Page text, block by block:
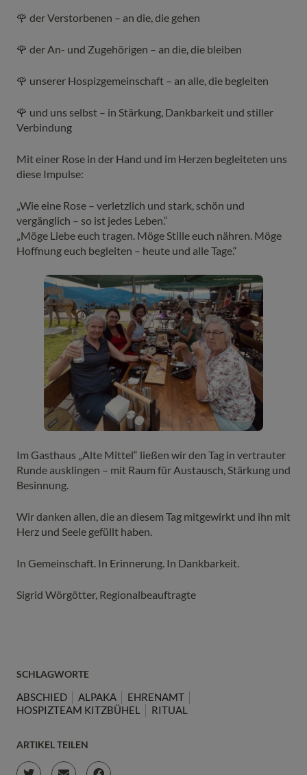
🌹 der Verstorbenen – an die, die gehen
🌹 der An- und Zugehörigen – an die, die bleiben
🌹 unserer Hospizgemeinschaft – an alle, die begleiten
🌹 und uns selbst – in Stärkung, Dankbarkeit und stiller
Verbindung
Mit einer Rose in der Hand und im Herzen begleiteten uns
diese Impulse:
„Wie eine Rose – verletzlich und stark, schön und
vergänglich – so ist jedes Leben.“
„Möge Liebe euch tragen. Möge Stille euch nähren. Möge
Hoffnung euch begleiten – heute und alle Tage.“
Im Gasthaus „Alte Mittel“ ließen wir den Tag in vertrauter
Runde ausklingen – mit Raum für Austausch, Stärkung und
Besinnung.
Wir danken allen, die an diesem Tag mitgewirkt und ihn mit
Herz und Seele gefüllt haben.
In Gemeinschaft. In Erinnerung. In Dankbarkeit.
Sigrid Wörgötter, Regionalbeauftragte
SCHLAGWORTE
ABSCHIED ALPAKA
EHRENAMT
HOSPIZTEAM KITZBÜHEL
RITUAL
ARTIKEL TEILEN